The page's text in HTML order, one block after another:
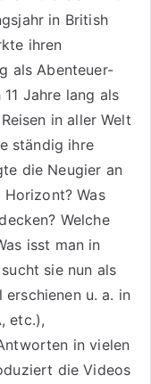
in British
ihren
als Abenteuer-
Jahre lang als
in aller Welt
ständig ihre
die Neugier an
Was
Welche
isst man in
sie nun als
u. a. in
etc.),
in vielen
die Videos